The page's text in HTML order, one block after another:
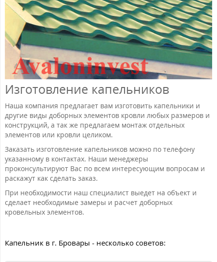
Изготовление капельников
Наша компания предлагает вам изготовить капельники и
другие виды доборных элементов кровли любых размеров и
конструкций, а так же предлагаем монтаж отдельных
элементов или кровли целиком.
Заказать изготовление капельников можно по телефону
указанному в контактах. Наши менеджеры
проконсультируют Вас по всем интересующим вопросам и
раскажут как сделать заказ.
При необходимости наш специалист выедет на объект и
сделает необходимые замеры и расчет доборных
кровельных элементов.
Капельник в г. Бровары - несколько советов: